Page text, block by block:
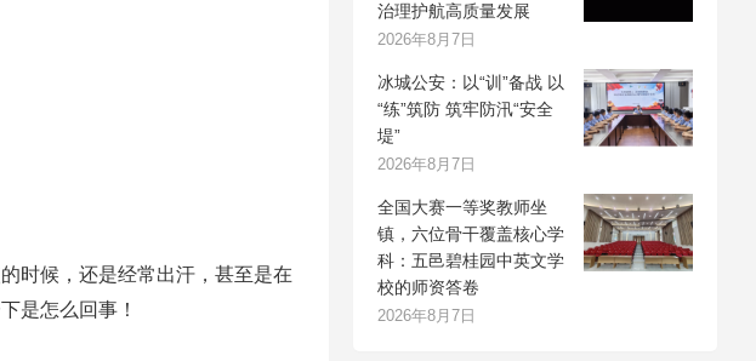
时候，还是经常出汗，甚至是在
是怎么回事！
治理护航高质量发展
2026年8月7日
冰城公安：以“训”备战 以
“练”筑防 筑牢防汛“安全
堤”
2026年8月7日
全国大赛一等奖教师坐
镇，六位骨干覆盖核心学
科：五邑碧桂园中英文学
校的师资答卷
2026年8月7日